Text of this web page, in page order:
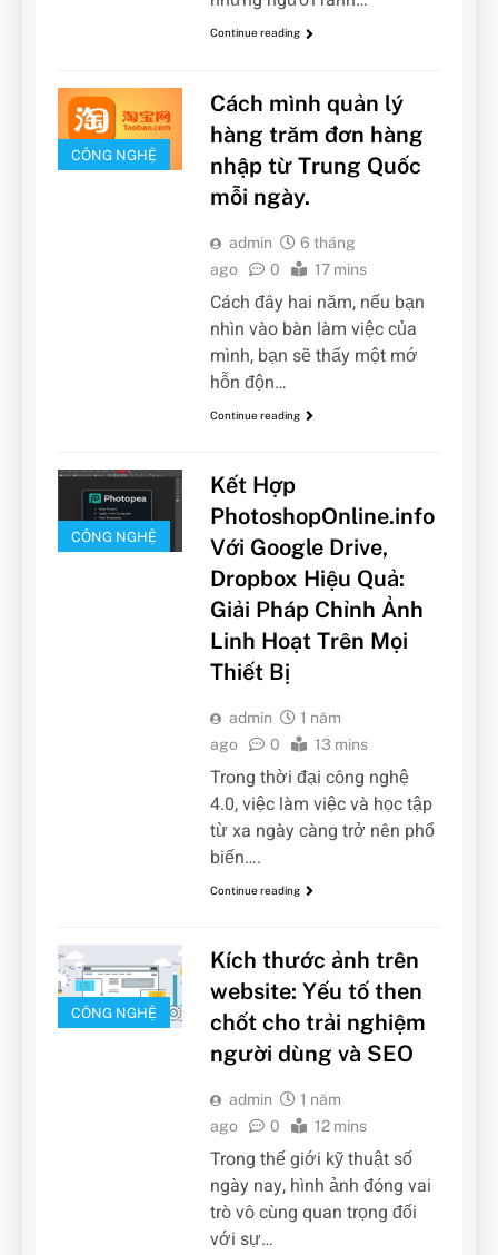
Continue reading
CÔNG NGHỆ
Cách mình quản lý
hàng trăm đơn hàng
nhập từ Trung Quốc
mỗi ngày.
admin
6 tháng
ago
0 17 mins
Cách đây hai năm, nếu bạn
nhìn vào bàn làm việc của
mình, bạn sẽ thấy một mớ
hỗn độn…
Continue reading
CÔNG NGHỆ
Kết Hợp
PhotoshopOnline.info
Với Google Drive,
Dropbox Hiệu Quả:
Giải Pháp Chỉnh Ảnh
Linh Hoạt Trên Mọi
Thiết Bị
admin
1 năm
ago
0 13 mins
Trong thời đại công nghệ
4.0, việc làm việc và học tập
từ xa ngày càng trở nên phổ
biến….
Continue reading
CÔNG NGHỆ
Kích thước ảnh trên
website: Yếu tố then
chốt cho trải nghiệm
người dùng và SEO
admin
1 năm
ago
0 12 mins
Trong thế giới kỹ thuật số
ngày nay, hình ảnh đóng vai
trò vô cùng quan trọng đối
với sự…